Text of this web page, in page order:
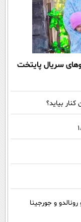
سریال پایتخت
بیاید؟
و جورجینا